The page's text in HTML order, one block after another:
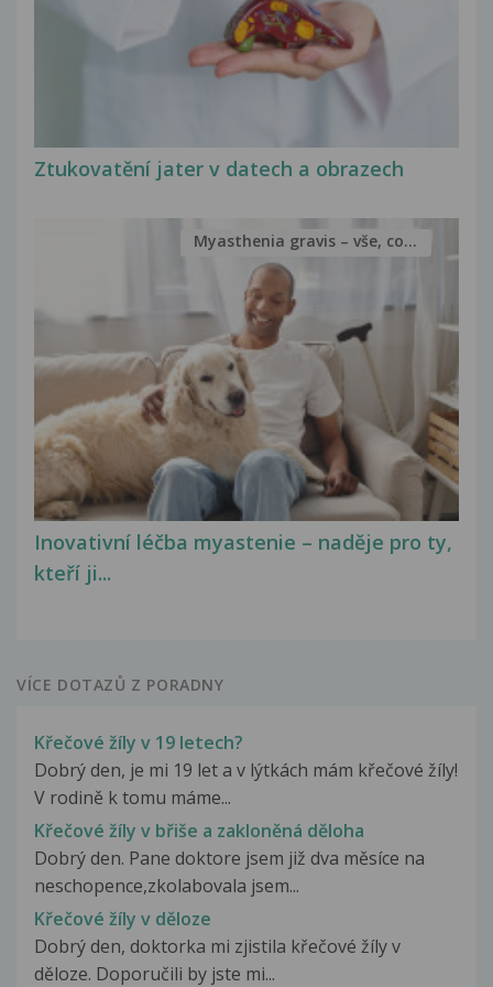
Ztukovatění jater v datech a obrazech
Inovativní léčba myastenie – naděje pro ty,
kteří ji...
Myasthenia gravis – vše, co...
VÍCE DOTAZŮ Z PORADNY
Křečové žíly v 19 letech?
Dobrý den, je mi 19 let a v lýtkách mám křečové žíly!
V rodině k tomu máme...
Křečové žíly v břiše a zakloněná děloha
Dobrý den. Pane doktore jsem již dva měsíce na
neschopence,zkolabovala jsem...
Křečové žíly v děloze
Dobrý den, doktorka mi zjistila křečové žíly v
děloze. Doporučili by jste mi...